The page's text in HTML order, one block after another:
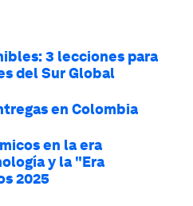
3 lecciones para
del Sur Global
en Colombia
en la era
y la "Era
2025